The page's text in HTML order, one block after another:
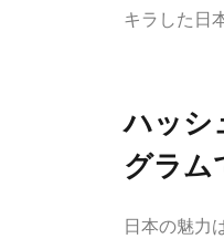
キラした日
ハッシ
グラム
日本の魅力